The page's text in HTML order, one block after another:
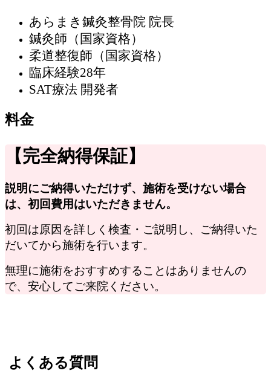
あらまき鍼灸整骨院 院長
鍼灸師（国家資格）
柔道整復師（国家資格）
臨床経験28年
SAT療法 開発者
料金
【完全納得保証】
説明にご納得いただけず、施術を受けない場合
は、初回費用はいただきません。
初回は原因を詳しく検査・ご説明し、ご納得いた
だいてから施術を行います。
無理に施術をおすすめすることはありませんの
で、安心してご来院ください。
よくある質問